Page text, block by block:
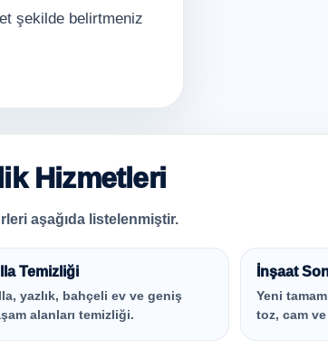
şekilde belirtmeniz
Hizmetleri
aşağıda listelenmiştir.
Temizliği
yazlık, bahçeli ev ve geniş
alanları temizliği.
İnşaat
Yeni
toz, cam